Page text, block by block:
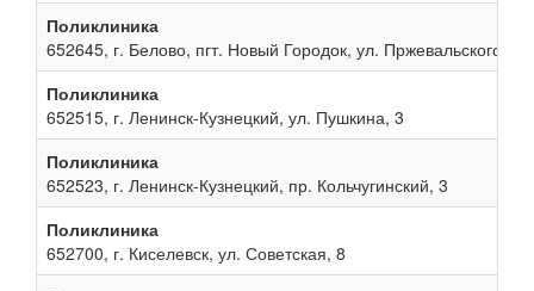
Поликлиника
652645, г. Белово, пгт. Новый Городок, ул. Пржевальского, 13
Поликлиника
652515, г. Ленинск-Кузнецкий, ул. Пушкина, 3
Поликлиника
652523, г. Ленинск-Кузнецкий, пр. Кольчугинский, 3
Поликлиника
652700, г. Киселевск, ул. Советская, 8